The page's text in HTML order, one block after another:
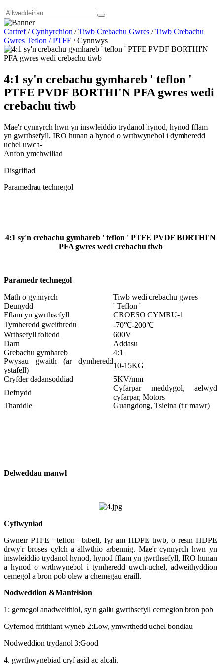
Cartref/Cynhyrchion /Tiwb Crebachu Gwres /Tiwb Crebachu
Gwres Teflon / PTFE /Cynnwys
4:1 sy'n crebachu gymhareb ' teflon '
PTFE PVDF BORTHI'N PFA gwres wedi
crebachu tiwb
Mae'r cynnyrch hwn yn inswleiddio trydanol hynod, hynod fflam
yn gwrthsefyll, IRO hunan a hynod o wrthwynebol i dymheredd
uchel uwch-
Anfon ymchwiliad
Disgrifiad
Paramedrau technegol
4:1 sy'n crebachu gymhareb ' teflon ' PTFE PVDF BORTHI'N
PFA gwres wedi crebachu tiwb
Paramedr technegol
Math o gynnyrch
Tiwb wedi crebachu gwres
Deunydd
' Teflon '
Fflam yn gwrthsefyll
CROESO CYMRU-1
Tymheredd gweithredu
-70℃-200℃
Wrthsefyll foltedd
600V
Darn
Addasu
Grebachu gymhareb
4:1
Pwysau gwaith (ar dymheredd
ystafell)
10-15KG
Cryfder dadansoddiad
5KV/mm
Defnydd
Cyfarpar meddygol, aelwyd
cyfarpar, Motors
Tharddle
Guangdong, Tsieina (tir mawr)
Delweddau manwl
Cyflwyniad
Gwneir PTFE ' teflon ' bibell, fyr am HDPE tiwb, o resin HDPE
drwy'r broses cylch a allwthio arbennig. Mae'r cynnyrch hwn yn
inswleiddio trydanol hynod, hynod fflam yn gwrthsefyll, IRO hunan
a hynod o wrthwynebol i tymheredd uwch-uchel, adweithyddion
cemegol a bron pob olew a chemegau eraill.
Nodweddion &Manteision
1: gemegol anadweithiol, sy'n gallu gwrthsefyll cemegion bron pob
Cyfernod ffrithiant wyneb 2:Low, ymwrthedd uchel bondiau
Nodweddion trydanol 3:Good
4. gwrthwynebiad cryf asid ac alcali.